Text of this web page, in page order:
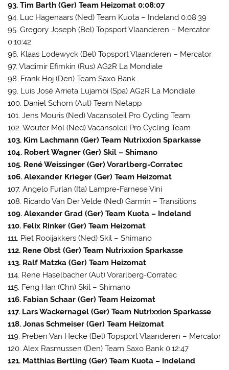
93. Tim Barth (Ger) Team Heizomat 0:08:07
94. Luc Hagenaars (Ned) Team Kuota – Indeland 0:08:39
95. Gregory Joseph (Bel) Topsport Vlaanderen – Mercator
0:10:42
96. Klaas Lodewyck (Bel) Topsport Vlaanderen – Mercator
97. Vladimir Efimkin (Rus) AG2R La Mondiale
98. Frank Hoj (Den) Team Saxo Bank
99. Luis José Arrieta Lujambi (Spa) AG2R La Mondiale
100. Daniel Schorn (Aut) Team Netapp
101. Jens Mouris (Ned) Vacansoleil Pro Cycling Team
102. Wouter Mol (Ned) Vacansoleil Pro Cycling Team
103. Kim Lachmann (Ger) Team Nutrixxion Sparkasse
104. Robert Wagner (Ger) Skil – Shimano
105. René Weissinger (Ger) Vorarlberg-Corratec
106. Alexander Krieger (Ger) Team Heizomat
107. Angelo Furlan (Ita) Lampre-Farnese Vini
108. Ricardo Van Der Velde (Ned) Garmin – Transitions
109. Alexander Grad (Ger) Team Kuota – Indeland
110. Felix Rinker (Ger) Team Heizomat
111. Piet Rooijakkers (Ned) Skil – Shimano
112. Rene Obst (Ger) Team Nutrixxion Sparkasse
113. Ralf Matzka (Ger) Team Heizomat
114. Rene Haselbacher (Aut) Vorarlberg-Corratec
115. Feng Han (Chn) Skil – Shimano
116. Fabian Schaar (Ger) Team Heizomat
117. Lars Wackernagel (Ger) Team Nutrixxion Sparkasse
118. Jonas Schmeiser (Ger) Team Heizomat
119. Preben Van Hecke (Bel) Topsport Vlaanderen – Mercator
120. Alex Rasmussen (Den) Team Saxo Bank 0:12:47
121. Matthias Bertling (Ger) Team Kuota – Indeland